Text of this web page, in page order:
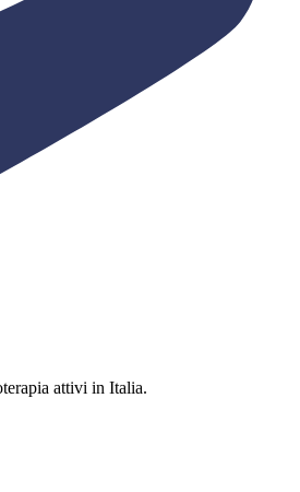
attivi in Italia.